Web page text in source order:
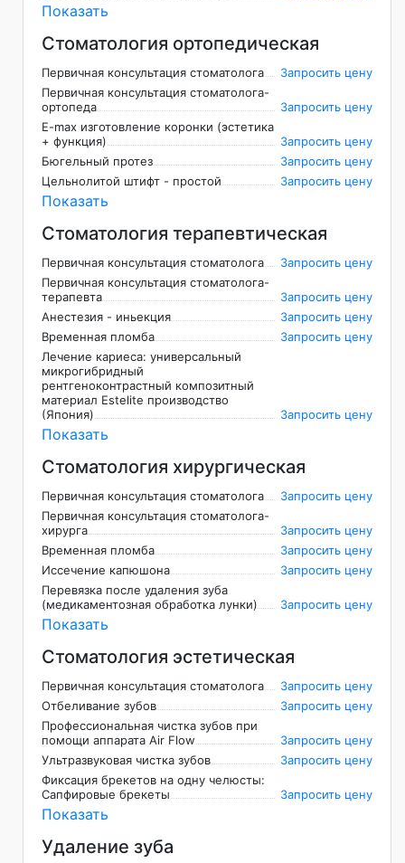
Показать
Стоматология ортопедическая
Первичная консультация стоматолога
Запросить цену
Первичная консультация стоматолога-
ортопеда
Запросить цену
E-max изготовление коронки (эстетика
+ функция)
Запросить цену
Бюгельный протез
Запросить цену
Цельнолитой штифт - простой
Запросить цену
Показать
Стоматология терапевтическая
Первичная консультация стоматолога
Запросить цену
Первичная консультация стоматолога-
терапевта
Запросить цену
Анестезия - иньекция
Запросить цену
Временная пломба
Запросить цену
Лечение кариеса: универсальный
микрогибридный
рентгеноконтрастный композитный
материал Estelite производство
(Япония)
Запросить цену
Показать
Стоматология хирургическая
Первичная консультация стоматолога
Запросить цену
Первичная консультация стоматолога-
хирурга
Запросить цену
Временная пломба
Запросить цену
Иссечение капюшона
Запросить цену
Перевязка после удаления зуба
(медикаментозная обработка лунки)
Запросить цену
Показать
Стоматология эстетическая
Первичная консультация стоматолога
Запросить цену
Отбеливание зубов
Запросить цену
Профессиональная чистка зубов при
помощи аппарата Air Flow
Запросить цену
Ультразвуковая чистка зубов
Запросить цену
Фиксация брекетов на одну челюсты:
Сапфировые брекеты
Запросить цену
Показать
Удаление зуба